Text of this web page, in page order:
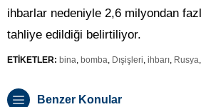
ihbarlar nedeniyle 2,6 milyondan
tahliye edildiği belirtiliyor.
ETİKETLER: bina, bomba, Dışişleri, ihbarı, Rusya,
Benzer Konular